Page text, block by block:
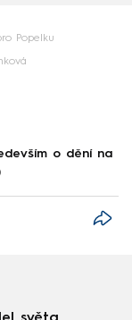
Popelku
o dění na